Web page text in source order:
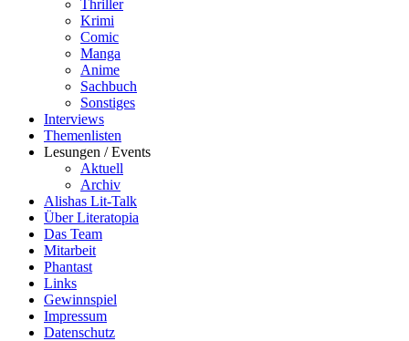
Thriller
Krimi
Comic
Manga
Anime
Sachbuch
Sonstiges
Interviews
Themenlisten
Lesungen / Events
Aktuell
Archiv
Alishas Lit-Talk
Über Literatopia
Das Team
Mitarbeit
Phantast
Links
Gewinnspiel
Impressum
Datenschutz